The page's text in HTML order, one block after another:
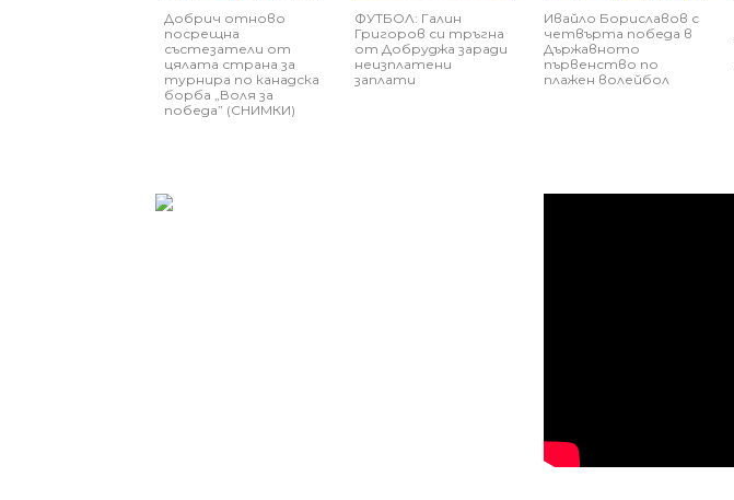
Добрич отново
посрещна
състезатели от
цялата страна за
турнира по канадска
борба „Воля за
победа” (СНИМКИ)
ФУТБОЛ: Галин
Григоров си тръгна
от Добруджа заради
неизплатени
заплати
Ивайло Бориславов с
четвърта победа в
Държавното
първенство по
плажен волейбол